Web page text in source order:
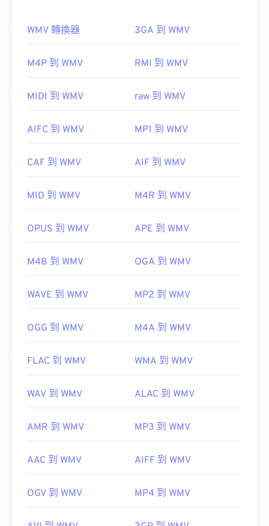
如何開啟 WMV 檔案？
ASF）檔案。
WMV 也很容易轉換為其他影片檔案格式。但是，請
HandBrake
初始發佈時間：
相關連結：
https://en.wikipedia.org/wiki/
WMV 轉換器 3GA 到 WMV
M4P 到 WMV RMI 到 WMV
MIDI 到 WMV raw 到 WMV
AIFC 到 WMV MP1 到 WMV
CAF 到 WMV AIF 到 WMV
MID 到 WMV M4R 到 WMV
OPUS 到 WMV APE 到 WMV
M4B 到 WMV OGA 到 WMV
WAVE 到 WMV MP2 到 WMV
OGG 到 WMV M4A 到 WMV
FLAC 到 WMV WMA 到 WMV
WAV 到 WMV ALAC 到 WMV
AMR 到 WMV MP3 到 WMV
AAC 到 WMV AIFF 到 WMV
OGV 到 WMV MP4 到 WMV